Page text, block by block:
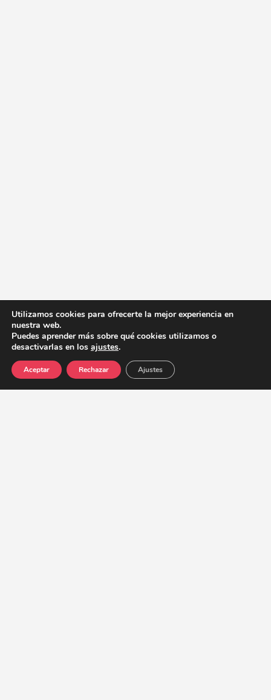
Utilizamos cookies para ofrecerte la mejor experiencia en
nuestra web.
Puedes aprender más sobre qué cookies utilizamos o
desactivarlas en los ajustes.
Aceptar Rechazar Ajustes